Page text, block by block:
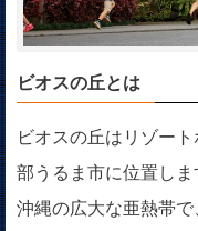
ビオスの丘とは
ビオスの丘はリゾー
部うるま市に位置しま
沖縄の広大な亜熱帯